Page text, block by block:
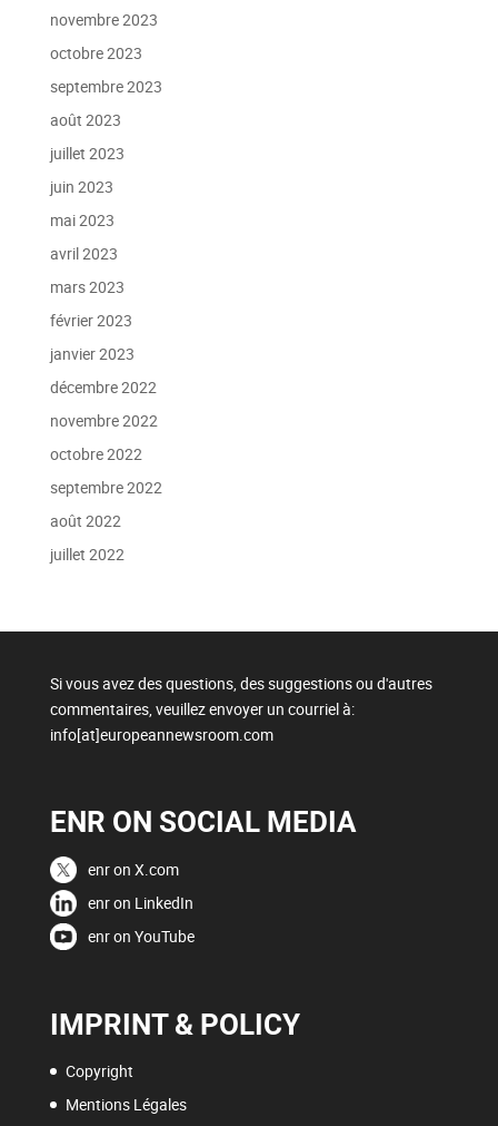
novembre 2023
octobre 2023
septembre 2023
août 2023
juillet 2023
juin 2023
mai 2023
avril 2023
mars 2023
février 2023
janvier 2023
décembre 2022
novembre 2022
octobre 2022
septembre 2022
août 2022
juillet 2022
Si vous avez des questions, des suggestions ou d'autres
commentaires, veuillez envoyer un courriel à:
info[at]europeannewsroom.com
ENR ON SOCIAL MEDIA
enr on X.com
enr on LinkedIn
enr on YouTube
IMPRINT & POLICY
Copyright
Mentions Légales